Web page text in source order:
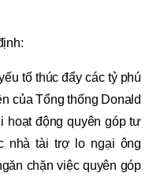
tố thúc đẩy các tỷ phú
của Tổng thống Donald
hoạt động quyên góp tư
nhà tài trợ lo ngại ông
chặn việc quyên góp